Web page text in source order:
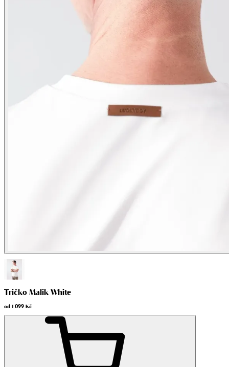
Tričko Malik White
od 1 099 Kč